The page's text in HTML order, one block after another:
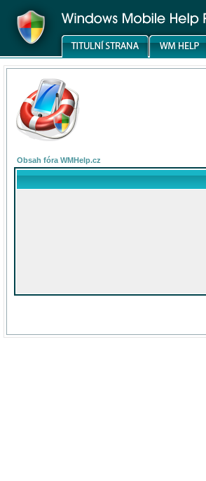
Obsah fóra WMHelp.cz